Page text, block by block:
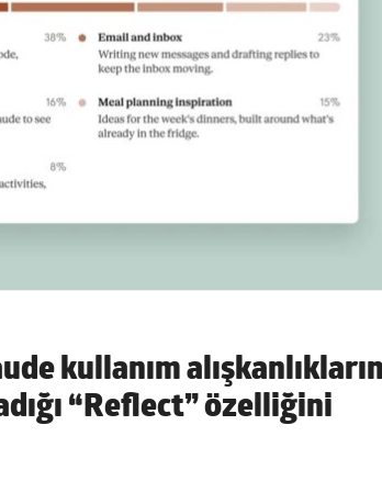
kullanım
“Reflect” özelliğini